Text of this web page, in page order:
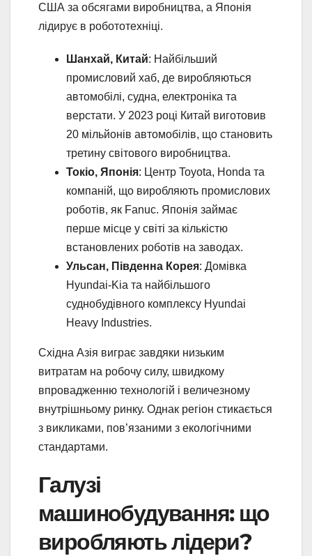
США за обсягами виробництва, а Японія
лідирує в робототехніці.
Шанхай, Китай: Найбільший
промисловий хаб, де виробляються
автомобілі, судна, електроніка та
верстати. У 2023 році Китай виготовив
20 мільйонів автомобілів, що становить
третину світового виробництва.
Токіо, Японія: Центр Toyota, Honda та
компаній, що виробляють промислових
роботів, як Fanuc. Японія займає
перше місце у світі за кількістю
встановлених роботів на заводах.
Ульсан, Південна Корея: Домівка
Hyundai-Kia та найбільшого
суднобудівного комплексу Hyundai
Heavy Industries.
Східна Азія виграє завдяки низьким
витратам на робочу силу, швидкому
впровадженню технологій і величезному
внутрішньому ринку. Однак регіон стикається
з викликами, пов’язаними з екологічними
стандартами.
Галузі
машинобудування: що
виробляють лідери?